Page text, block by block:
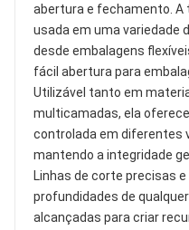
abertura e fechamento. A
usada em uma variedade
desde embalagens
fácil abertura para
Utilizável tanto em
multicamadas, ela
controlada em diferentes
mantendo a integridade
Linhas de corte precisas
profundidades de
alcançadas para criar